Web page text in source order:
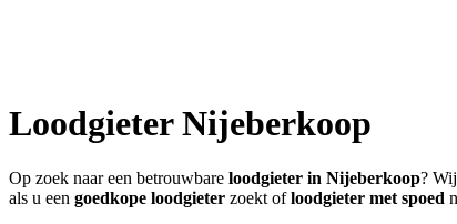
LoodgieterNijeberkoop
Op zoek naar een betrouwbare loodgieter in Nijeberkoop?
als u een goedkope loodgieter zoekt ofloodgieter met spoed